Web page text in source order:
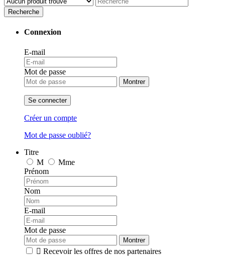
Recherche
Connexion
E-mail
Mot de passe
Montrer
Se connecter
Créer un compte
Mot de passe oublié?
Titre
M
Mme
Prénom
Nom
E-mail
Mot de passe
Montrer
 Recevoir les offres de nos partenaires